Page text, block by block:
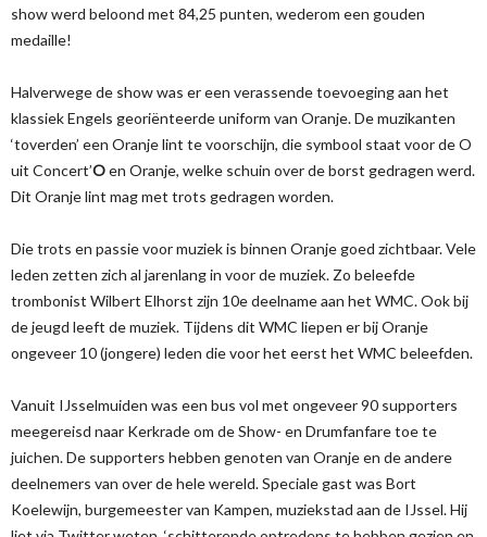
show werd beloond met 84,25 punten, wederom een gouden
medaille!
Halverwege de show was er een verassende toevoeging aan het
klassiek Engels georiënteerde uniform van Oranje. De muzikanten
‘toverden’ een Oranje lint te voorschijn, die symbool staat voor de O
uit Concert’Oen Oranje, welke schuin over de borst gedragen werd.
Dit Oranje lint mag met trots gedragen worden.
Die trots en passie voor muziek is binnen Oranje goed zichtbaar. Vele
leden zetten zich al jarenlang in voor de muziek. Zo beleefde
trombonist Wilbert Elhorst zijn 10e deelname aan het WMC. Ook bij
de jeugd leeft de muziek. Tijdens dit WMC liepen er bij Oranje
ongeveer 10 (jongere) leden die voor het eerst het WMC beleefden.
Vanuit IJsselmuiden was een bus vol met ongeveer 90 supporters
meegereisd naar Kerkrade om de Show- en Drumfanfare toe te
juichen. De supporters hebben genoten van Oranje en de andere
deelnemers van over de hele wereld. Speciale gast was Bort
Koelewijn, burgemeester van Kampen, muziekstad aan de IJssel. Hij